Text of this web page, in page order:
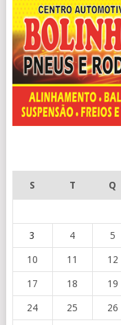
S T Q
3 4 5
10 11 12
17 18 19
24 25 26